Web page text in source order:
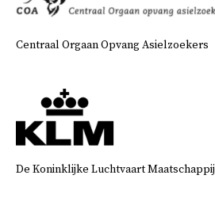
Centraal Orgaan Opvang Asielzoekers
De Koninklijke Luchtvaart Maatschappij